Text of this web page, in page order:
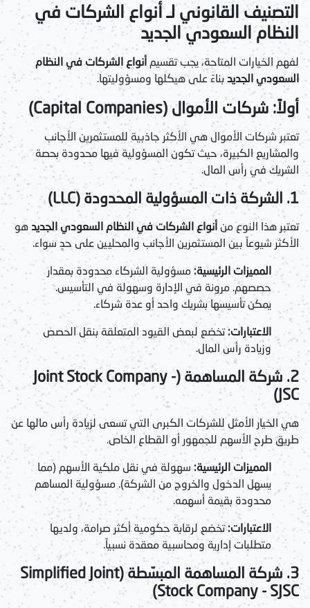
التصنيف القانوني لـ أنواع الشركات في
النظام السعودي الجديد
لفهم الخيارات المتاحة، يجب تقسيم أنواع الشركات في النظام
السعودي الجديدبناءً على هيكلها ومسؤوليتها.
أولاً: شركات الأموال (Capital Companies)
تعتبر شركات الأموال هي الأكثر جاذبية للمستثمرين الأجانب
والمشاريع الكبيرة، حيث تكون المسؤولية فيها محدودة بحصة
الشريك في رأس المال.
1. الشركة ذات المسؤولية المحدودة (LLC)
تعتبر هذا النوع من أنواع الشركات في النظام السعودي الجديد هو
الأكثر شيوعاً بين المستثمرين الأجانب والمحليين على حدٍ سواء.
المميزات الرئيسية: مسؤولية الشركاء محدودة بمقدار
حصصهم. مرونة في الإدارة وسهولة في التأسيس.
يمكن تأسيسها بشريك واحد أو عدة شركاء.
الاعتبارات:تخضع لبعض القيود المتعلقة بنقل الحصص
وزيادة رأس المال.
2. شركة المساهمة (Joint Stock Company -
JSC)
هي الخيار الأمثل للشركات الكبرى التي تسعى لزيادة رأس مالها عن
طريق طرح الأسهم للجمهور أو القطاع الخاص.
المميزات الرئيسية: سهولة في نقل ملكية الأسهم (مما
يسهل الدخول والخروج من الشركة). مسؤولية المساهم
محدودة بقيمة أسهمه.
الاعتبارات:تخضع لرقابة حكومية أكثر صرامة، ولديها
متطلبات إدارية ومحاسبية معقدة نسبياً.
3. شركة المساهمة المبسّطة (Simplified Joint
Stock Company - SJSC)